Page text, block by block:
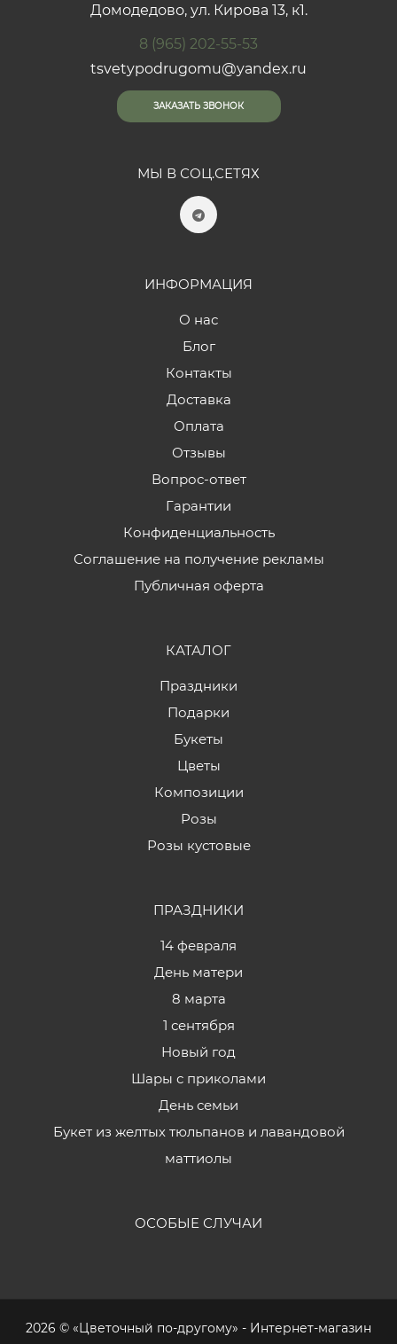
Домодедово, ул. Кирова 13, к1.
8 (965) 202-55-53
tsvetypodrugomu@yandex.ru
ЗАКАЗАТЬ ЗВОНОК
МЫ В СОЦ.СЕТЯХ
ИНФОРМАЦИЯ
О нас
Блог
Контакты
Доставка
Оплата
Отзывы
Вопрос-ответ
Гарантии
Конфиденциальность
Соглашение на получение рекламы
Публичная оферта
КАТАЛОГ
Праздники
Подарки
Букеты
Цветы
Композиции
Розы
Розы кустовые
ПРАЗДНИКИ
14 февраля
День матери
8 марта
1 сентября
Новый год
Шары с приколами
День семьи
Букет из желтых тюльпанов и лавандовой
маттиолы
ОСОБЫЕ СЛУЧАИ
2026 © «Цветочный по-другому» - Интернет-магазин